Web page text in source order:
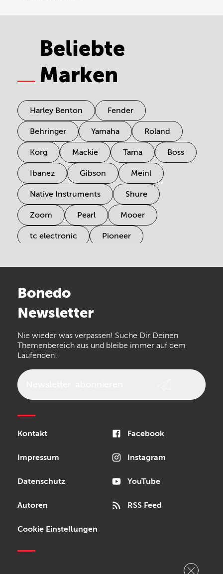
Beliebte
Marken
Harley Benton Fender
Behringer Yamaha Roland
Korg Mackie Tama Boss
Ibanez Gibson Meinl
Native Instruments Shure
Zoom Pearl Mooer
tc electronic Pioneer
Arturia
the t.bone
Walrus Audio Epiphone
Bonedo
Newsletter
Nie wieder was verpassen! Suche Dir Deinen
Themenbereich aus und bleibe immer auf dem
Laufenden!
Kontakt
Impressum
Datenschutz
Autoren
Cookie Einstellungen
Facebook
Instagram
YouTube
RSS Feed